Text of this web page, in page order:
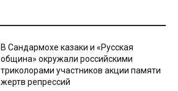
В Сандармохе казаки и «Русская
община» окружали российскими
триколорами участников акции памяти
жертв репрессий